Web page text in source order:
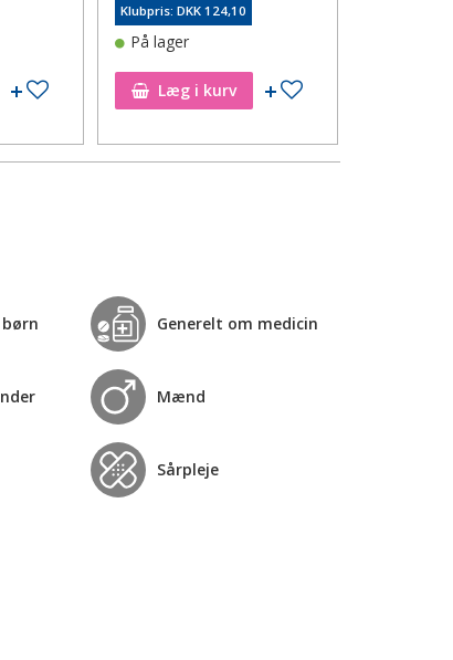
Tilføj til ønskeseddel
Klubpris: DKK 124,10
På lager
Læg i kurv Tilføj til ønskeseddel
Generelt om medicin
Mænd
Sårpleje